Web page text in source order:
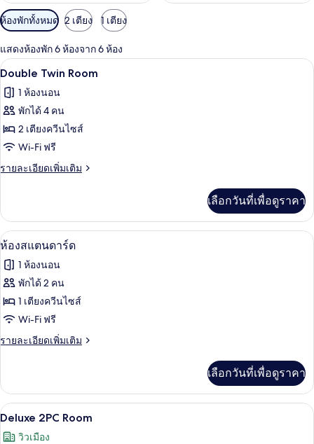
ตัว
กรอง
ที่
มี
ให้
สำหรับ
ห้อง
พัก
ห้องพักทั้งหมด 2 เตียง 1 เตียง
แสดงห้องพัก 6 ห้องจาก 6 ห้อง
เปิด
ภาพถ่าย
ทั้งหมด
ของ
Double
Twin
Double Twin Room | เครื่องนอนระดับ
16
Double Twin Room
1 ห้องนอน
พักได้ 4 คน
2 เตียงควีนไซส์
Wi-Fi ฟรี
รายละเอียดเพิ่มเติม
ราย
เกี่ยว
กับ
Double
Room
เลือกวันที่เพื่อดูราคา
เปิด
ภาพถ่าย
ทั้งหมด
ของ
ห้อง
สแตนดาร์ด
ห้องสแตนดาร์ด | เครื่องนอนระดับพรีเ
11
ห้องสแตนดาร์ด
1 ห้องนอน
พักได้ 2 คน
1 เตียงควีนไซส์
Wi-Fi ฟรี
รายละเอียดเพิ่มเติม
ราย
เกี่ยว
กับ
ห้อง
เลือกวันที่เพื่อดูราคา
เปิด
ภาพถ่าย
Deluxe 2PC Room | เครื่องนอนระดับ
22
Deluxe 2PC Room
วิวเมือง